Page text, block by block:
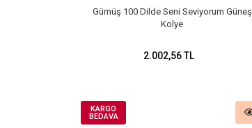
Gümüş 100 Dilde Seni Seviyorum Güneş
Kolye
2.002,56 TL
KARGO
BEDAVA